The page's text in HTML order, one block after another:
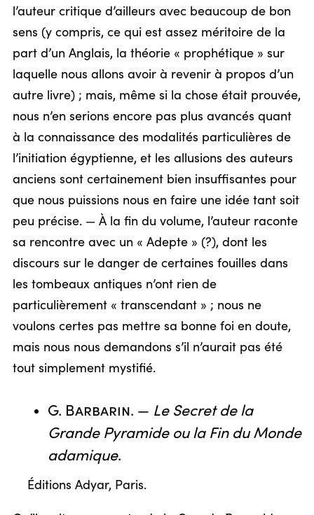
l’auteur critique d’ailleurs avec beaucoup de bon
sens (y compris, ce qui est assez méritoire de la
part d’un Anglais, la théorie « prophétique » sur
laquelle nous allons avoir à revenir à propos d’un
autre livre) ; mais, même si la chose était prouvée,
nous n’en serions encore pas plus avancés quant
à la connaissance des modalités particulières de
l’initiation égyptienne, et les allusions des auteurs
anciens sont certainement bien insuffisantes pour
que nous puissions nous en faire une idée tant soit
peu précise. — À la fin du volume, l’auteur raconte
sa rencontre avec un « Adepte » (?), dont les
discours sur le danger de certaines fouilles dans
les tombeaux antiques n’ont rien de
particulièrement « transcendant » ; nous ne
voulons certes pas mettre sa bonne foi en doute,
mais nous nous demandons s’il n’aurait pas été
tout simplement mystifié.
G. Barbarin. — Le Secret de la
Grande Pyramide ou la Fin du Monde
adamique.
Éditions Adyar, Paris.